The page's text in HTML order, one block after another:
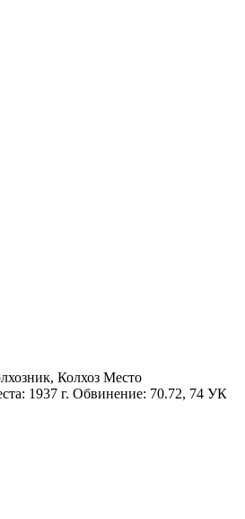
Колхоз Место
1937 г. Обвинение: 70.72, 74 УК